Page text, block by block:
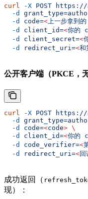
curl -X POST https://
  -d
  -d
code=< 上一步拿到的
  -d
client_id=<你的
  -d
client_secret=<
  -d
redirect_uri=<和
公开客户端（PKCE，
curl -X POST https://
  -d
  -d
code=<code> \
  -d
client_id=<你的
  -d
code_verifier=<
  -d
redirect_uri=<回
成功返回（
现）：